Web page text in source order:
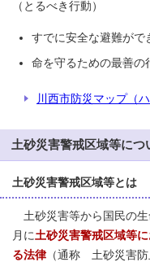
（とるべき行動）
すでに安全な避難がで
命を守るための最善の
川西市防災マップ（
土砂災害警戒区域等につ
土砂災害警戒区域等とは
土砂災害等から国民の
月に土砂災害警戒区域等
る法律（通称 土砂災害防